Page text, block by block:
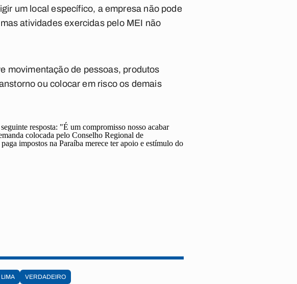
um local específico, a empresa não pode
atividades exercidas pelo MEI não
movimentação de pessoas, produtos
ou colocar em risco os demais
resposta: "É um compromisso nosso acabar
colocada pelo Conselho Regional de
impostos na Paraíba merece ter apoio e estímulo do
VERDADEIRO